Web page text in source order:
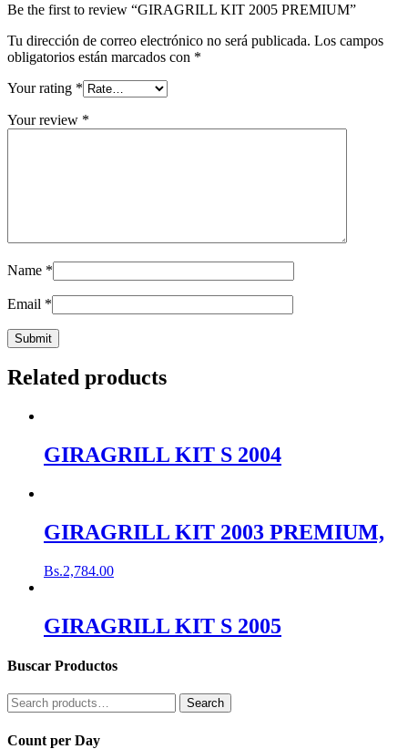
Be the first to review “GIRAGRILL KIT 2005 PREMIUM”
Tu dirección de correo electrónico no será publicada. Los campos
obligatorios están marcados con *
Your rating *
Your review *
Name *
Email *
Related products
GIRAGRILL KIT S 2004
GIRAGRILL KIT 2003 PREMIUM,
Bs.2,784.00
GIRAGRILL KIT S 2005
Buscar Productos
Search
for:
Search
Count per Day